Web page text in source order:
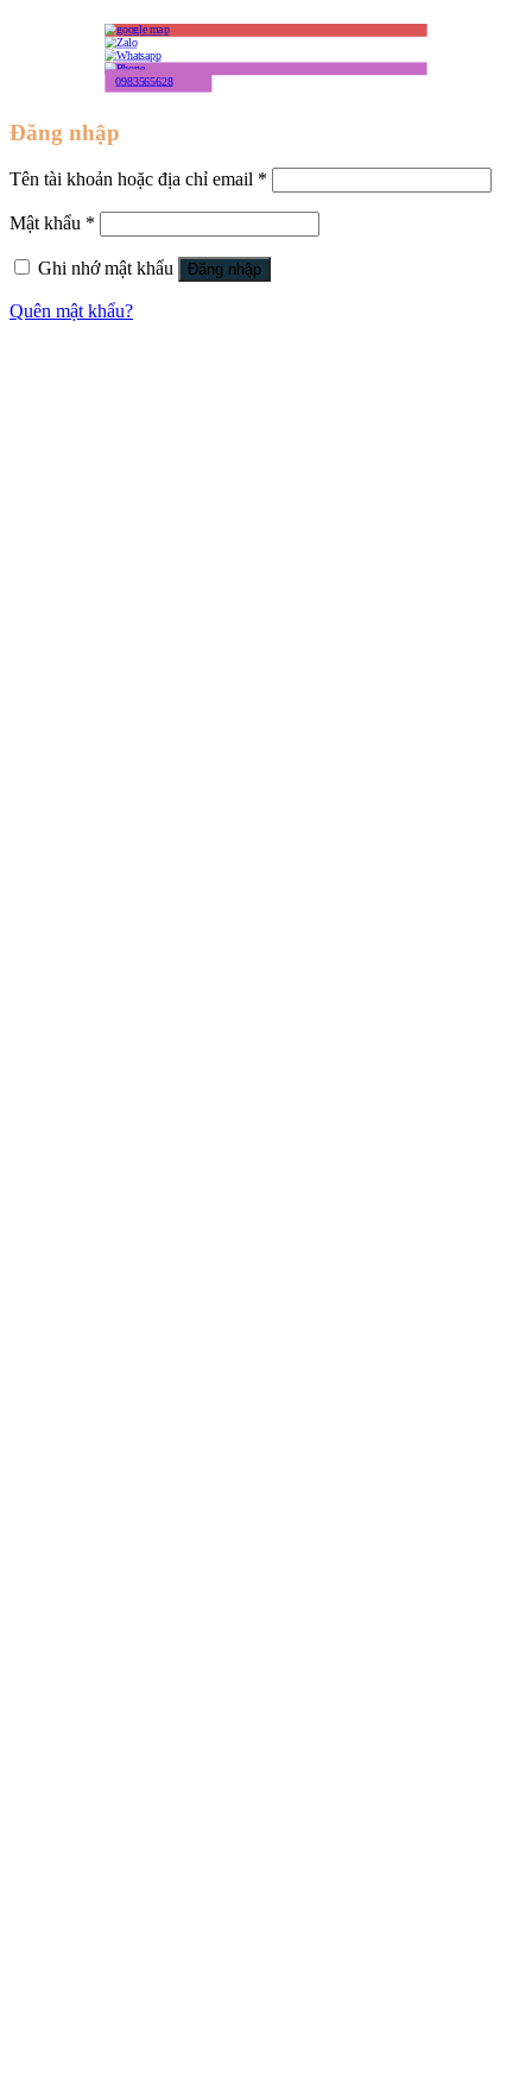
0983565628
Đăng nhập
Tên tài khoản hoặc địa chỉ email *
Mật khẩu *
Ghi nhớ mật khẩu Đăng nhập
Quên mật khẩu?